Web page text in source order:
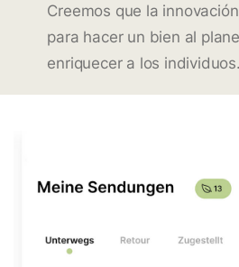
Creemos que la
para hacer un bien al
enriquecer a los individuos.